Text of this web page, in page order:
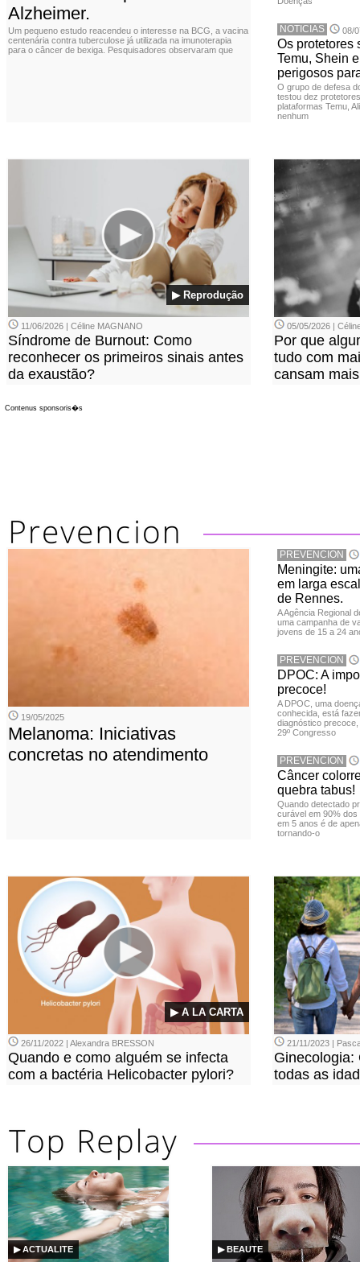
Alzheimer.
Um pequeno estudo reacendeu o interesse na BCG, a vacina
centenária contra tuberculose já utilizada na imunoterapia
para o câncer de bexiga. Pesquisadores observaram que
NOTICIAS 08/
Os protetores
Temu, Shein
perigosos
O grupo de defesa
testou dez
plataformas Temu,
nenhum
▶ Reprodução
11/06/2026 | Céline MAGNANO
Síndrome de Burnout: Como
reconhecer os primeiros sinais antes
da exaustão?
05/05/2026 |
Por que
tudo com
cansam
Contenus sponsoris�s
19/05/2025
Melanoma: Iniciativas
concretas no atendimento
PREVENCION
Meningite:
em larga
de Rennes.
A Agência Regional
uma campanha de
jovens de 15 a 24
PREVENCION
DPOC: A
precoce!
A DPOC, uma
conhecida, está
diagnóstico
29º Congresso
PREVENCION
Câncer
quebra tabus!
Quando detectado
curável em 90%
em 5 anos é de
tornando-o
▶ A LA CARTA
26/11/2022 | Alexandra BRESSON
Quando e como alguém se infecta
com a bactéria Helicobacter pylori?
21/11/2023 |
Ginecologia:
todas as
▶ ACTUALITE ▶ BEAUTE